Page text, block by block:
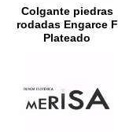
Colgante piedras
rodadas Engarce F
Plateado